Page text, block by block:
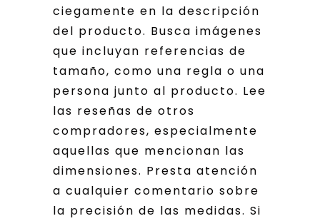
ciegamente en la descripción
del producto. Busca imágenes
que incluyan referencias de
tamaño, como una regla o una
persona junto al producto. Lee
las reseñas de otros
compradores, especialmente
aquellas que mencionan las
dimensiones. Presta atención
a cualquier comentario sobre
la precisión de las medidas. Si